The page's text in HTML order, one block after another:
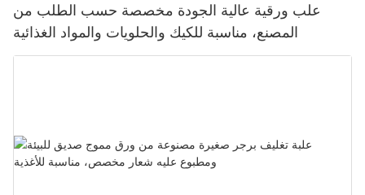
علب ورقية عالية الجودة مخصصة حسب الطلب من
المصنع، مناسبة للكيك والحلويات والمواد الغذائية